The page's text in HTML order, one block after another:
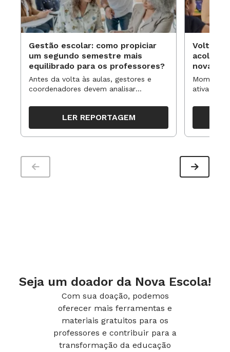
Gestão escolar: como propiciar
um segundo semestre mais
equilibrado para os professores?
Antes da volta às aulas, gestores e
coordenadores devem analisar
organizar ações para orientar o
trabalho pedagógico ao longo do
período
LER REPORTAGEM
Volta às
novas
ativa
propostas
Seja um doador da Nova Escola!
Com sua doação, podemos
oferecer mais ferramentas e
materiais gratuitos para os
professores e contribuir para a
transformação da educação